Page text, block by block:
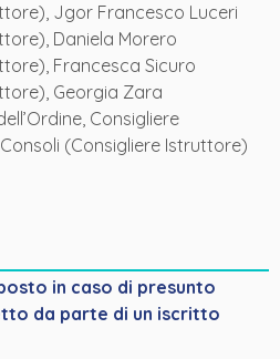
Jgor Francesco Luceri
Daniela Morero
Francesca Sicuro
Georgia Zara
Consigliere
(Consigliere Istruttore)
in caso di presunto
da parte di un iscritto